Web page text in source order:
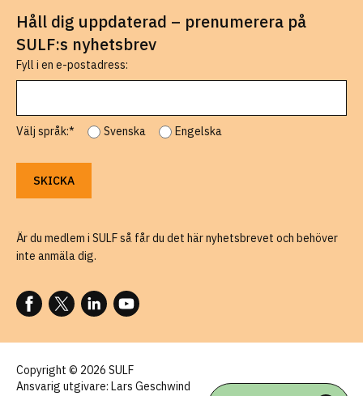
Håll dig uppdaterad – prenumerera på
SULF:s nyhetsbrev
Fyll i en e-postadress:
Välj språk:* Svenska Engelska
Är du medlem i SULF så får du det här nyhetsbrevet och behöver
inte anmäla dig.
FÖLJ OSS PÅ FACEBOOK
FÖLJ OSS PÅ X
FÖLJ OSS PÅ LINKEDIN
FÖLJ OSS PÅ YOUTUBE
Copyright © 2026 SULF
Ansvarig utgivare: Lars Geschwind